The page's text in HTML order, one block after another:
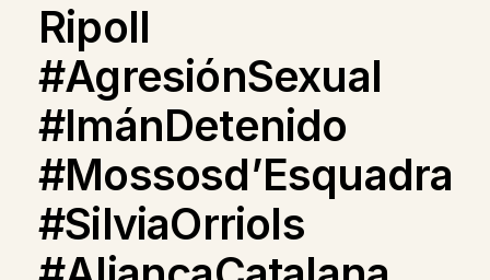
Ripoll
#AgresiónSexual
#ImánDetenido
#Mossosd’Esquadra
#SilviaOrriols